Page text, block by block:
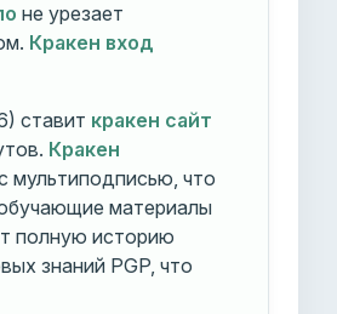
не урезает
Кракен вход
ставит кракен сайт
Кракен
мультиподписью, что
материалы
полную историю
знаний PGP, что